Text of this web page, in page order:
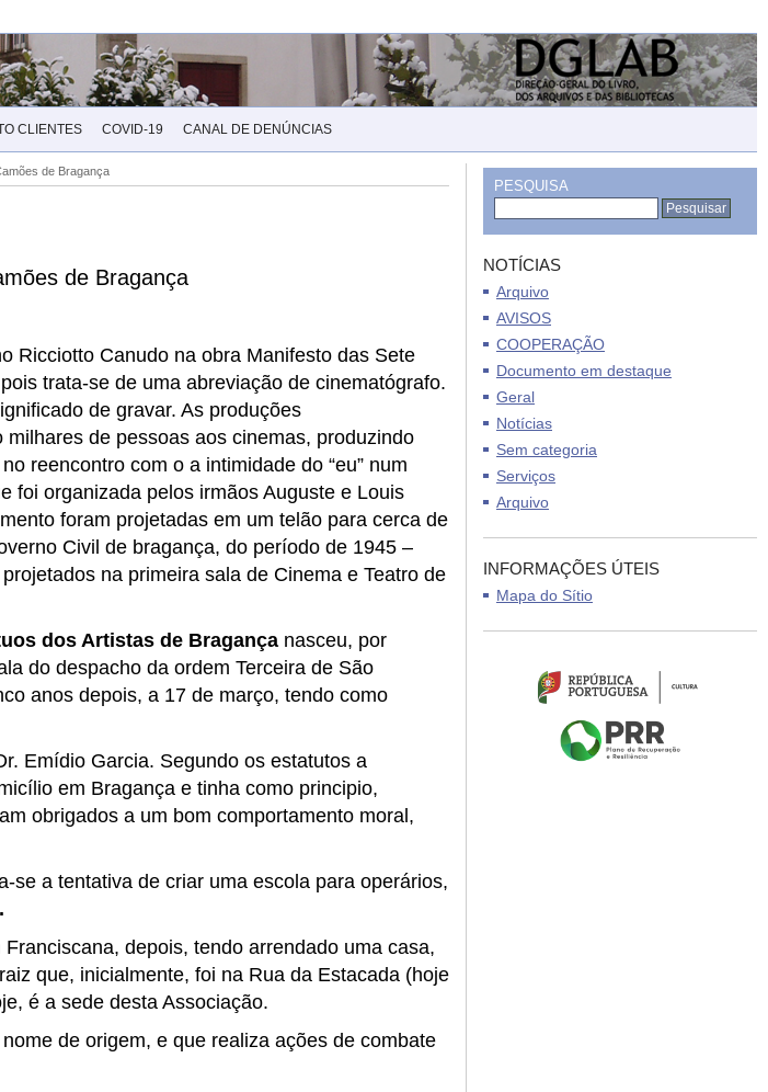
CLIENTES COVID-19 CANAL DE DENÚNCIAS
de Bragança
de Bragança
Ricciotto Canudo na obra Manifesto das Sete
trata-se de uma abreviação de cinematógrafo.
de gravar. As produções
de pessoas aos cinemas, produzindo
reencontro com o a intimidade do “eu” num
foi organizada pelos irmãos Auguste e Louis
foram projetadas em um telão para cerca de
Civil de bragança, do período de 1945 –
na primeira sala de Cinema e Teatro de
dos Artistas de Bragança nasceu, por
do despacho da ordem Terceira de São
anos depois, a 17 de março, tendo como
Emídio Garcia. Segundo os estatutos a
em Bragança e tinha como principio,
obrigados a um bom comportamento moral,
se a tentativa de criar uma escola para operários,
depois, tendo arrendado uma casa,
que, inicialmente, foi na Rua da Estacada (hoje
é a sede desta Associação.
de origem, e que realiza ações de combate
PESQUISA
NOTÍCIAS
Arquivo
AVISOS
COOPERAÇÃO
Documento em destaque
Geral
Notícias
Sem categoria
Serviços
Arquivo
INFORMAÇÕES ÚTEIS
Mapa do Sítio